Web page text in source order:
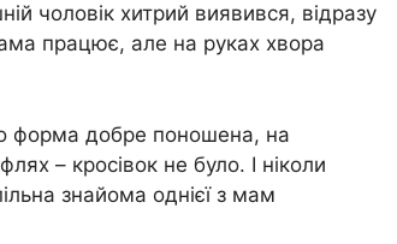
чоловік хитрий виявився, відразу
працює, але на руках хвора
форма добре поношена, на
– кросівок не було. І ніколи
знайома однієї з мам